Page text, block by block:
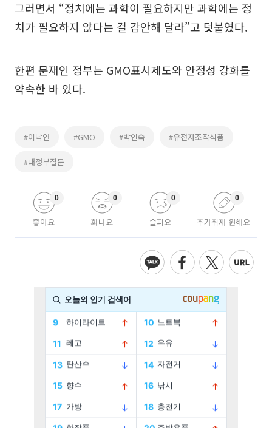
그러면서 “정치에는 과학이 필요하지만 과학에는 정
치가 필요하지 않다는 걸 감안해 달라”고 덧붙였다.
한편 문재인 정부는 GMO표시제도와 안정성 강화를
약속한 바 있다.
#이낙연 #GMO #박인숙 #유전자조작식품
#대정부질문
좋아요
0
화나요
0
슬퍼요
0
추가취재 원해요
0